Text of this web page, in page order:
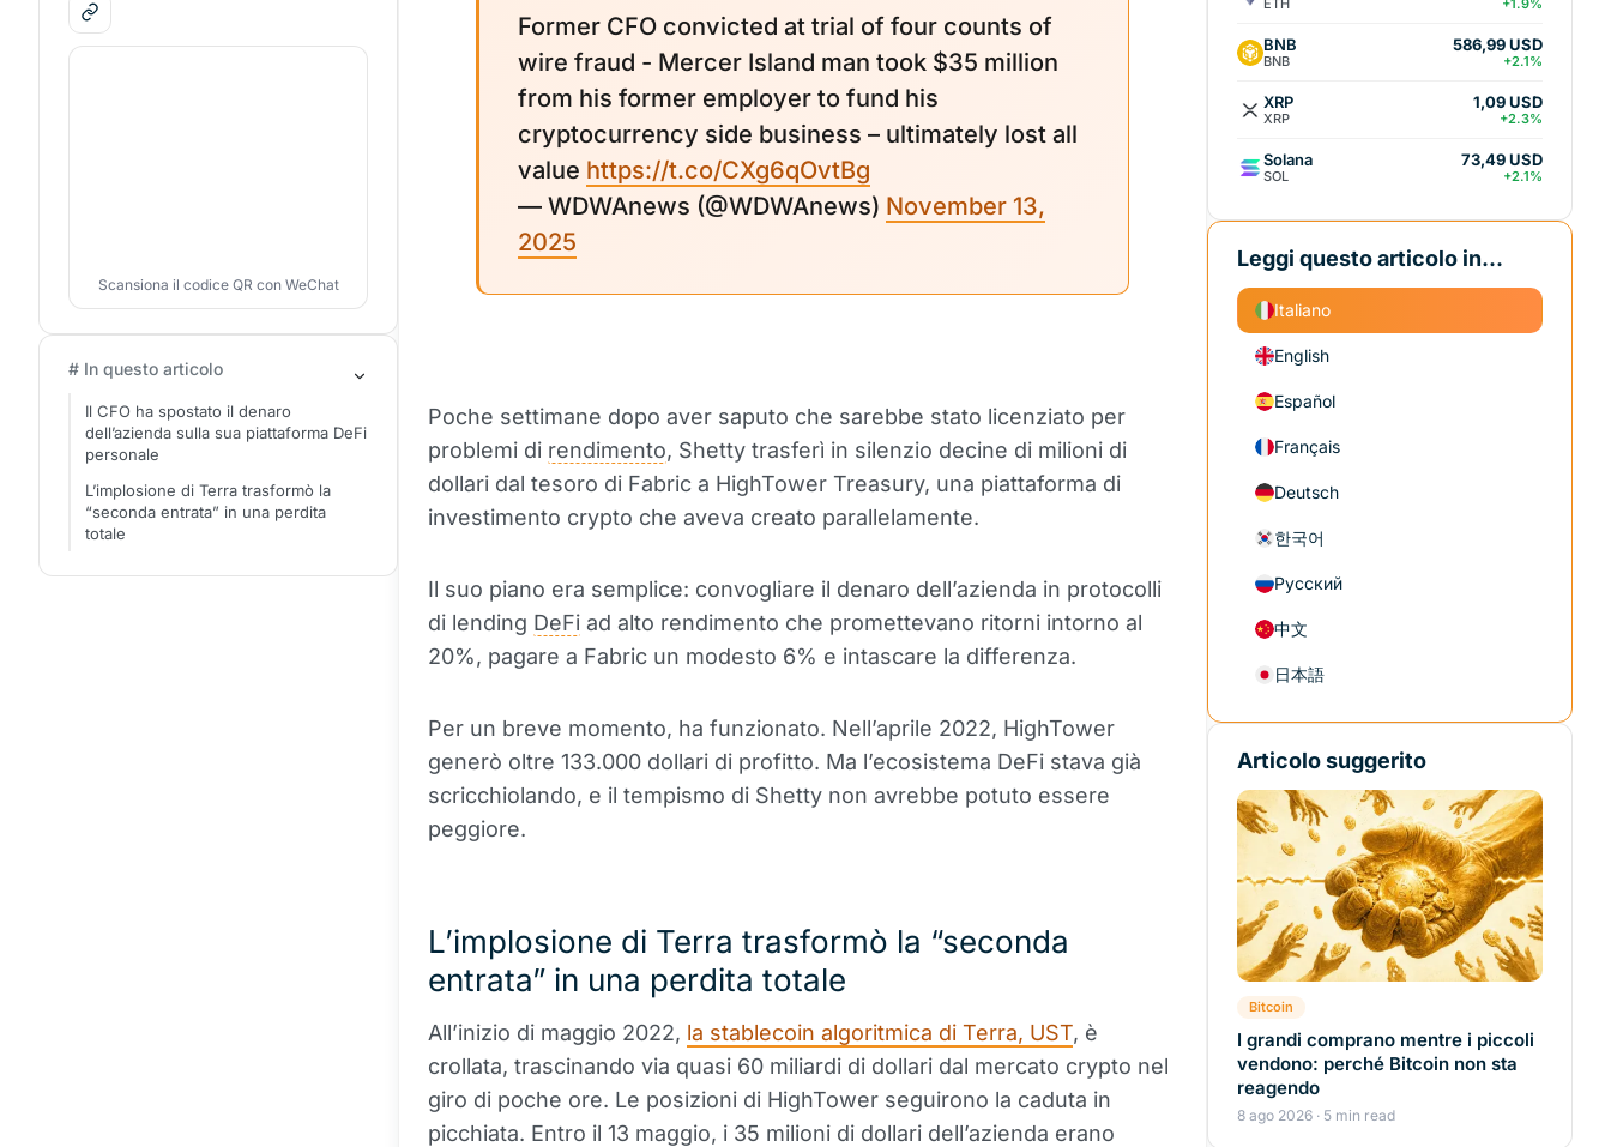
Former CFO convicted at trial of four counts of
wire fraud - Mercer Island man took $35 million
from his former employer to fund his
cryptocurrency side business – ultimately lost all
value https://t.co/CXg6qOvtBg
— WDWAnews (@WDWAnews) November 13,
2025
Poche settimane dopo aver saputo che sarebbe stato licenziato per
problemi di rendimento, Shetty trasferì in silenzio decine di milioni di
dollari dal tesoro di Fabric a HighTower Treasury, una piattaforma di
investimento crypto che aveva creato parallelamente.
Il suo piano era semplice: convogliare il denaro dell’azienda in protocolli
di lending DeFi ad alto rendimento che promettevano ritorni intorno al
20%, pagare a Fabric un modesto 6% e intascare la differenza.
Per un breve momento, ha funzionato. Nell’aprile 2022, HighTower
generò oltre 133.000 dollari di profitto. Ma l’ecosistema DeFi stava già
scricchiolando, e il tempismo di Shetty non avrebbe potuto essere
peggiore.
L’implosione di Terra trasformò la “seconda
entrata” in una perdita totale
All’inizio di maggio 2022, la stablecoin algoritmica di Terra, UST, è
crollata, trascinando via quasi 60 miliardi di dollari dal mercato crypto nel
giro di poche ore. Le posizioni di HighTower seguirono la caduta in
picchiata. Entro il 13 maggio, i 35 milioni di dollari dell’azienda erano
Scansiona il codice QR con WeChat
# In questo articolo
Il CFO ha spostato il denaro
dell’azienda sulla sua piattaforma DeFi
personale
L’implosione di Terra trasformò la
“seconda entrata” in una perdita
totale
+1.9%
BNB
BNB
586,99 USD
+2.1%
XRP
XRP
1,09 USD
+2.3%
Solana
SOL
73,49 USD
+2.1%
Leggi questo articolo in...
Italiano
English
Español
Français
Deutsch
한국어
Русский
中文
日本語
Articolo suggerito
Bitcoin
I grandi comprano mentre i piccoli
vendono: perché Bitcoin non sta
reagendo
8 ago 2026 · 5 min read